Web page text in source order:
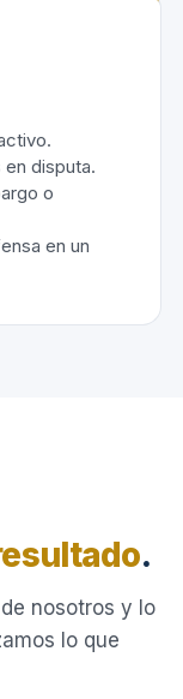
disputa.
o
en un
.
nosotros y lo
lo que